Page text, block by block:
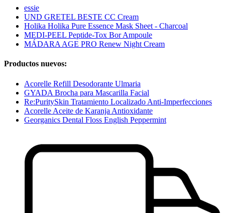
essie
UND GRETEL BESTE CC Cream
Holika Holika Pure Essence Mask Sheet - Charcoal
MEDI-PEEL Peptide-Tox Bor Ampoule
MÁDARA AGE PRO Renew Night Cream
Productos nuevos:
Acorelle Refill Desodorante Ulmaria
GYADA Brocha para Mascarilla Facial
Re:PuritySkin Tratamiento Localizado Anti-Imperfecciones
Acorelle Aceite de Karanja Antioxidante
Georganics Dental Floss English Peppermint